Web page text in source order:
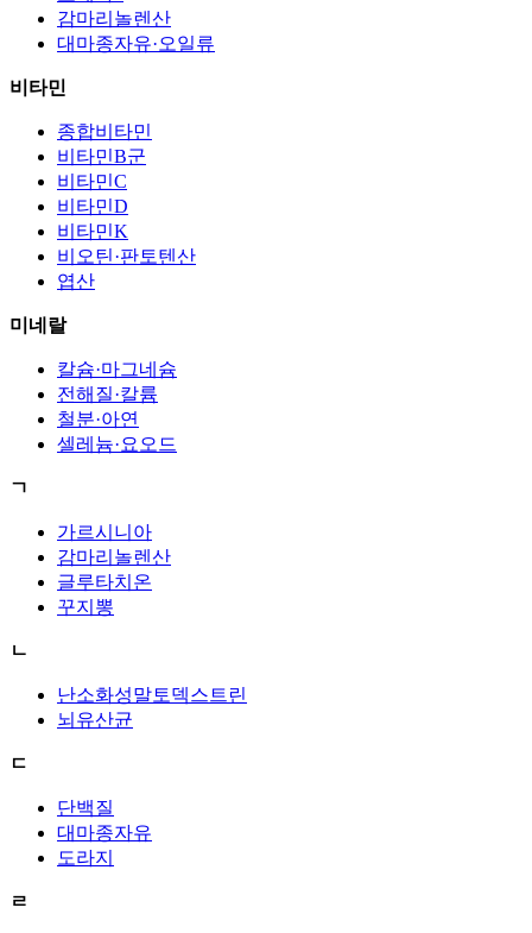
감마리놀렌산
대마종자유·오일류
비타민
종합비타민
비타민B군
비타민C
비타민D
비타민K
비오틴·판토텐산
엽산
미네랄
칼슘·마그네슘
전해질·칼륨
철분·아연
셀레늄·요오드
ㄱ
가르시니아
감마리놀렌산
글루타치온
꾸지뽕
ㄴ
난소화성말토덱스트린
뇌유산균
ㄷ
단백질
대마종자유
도라지
ㄹ